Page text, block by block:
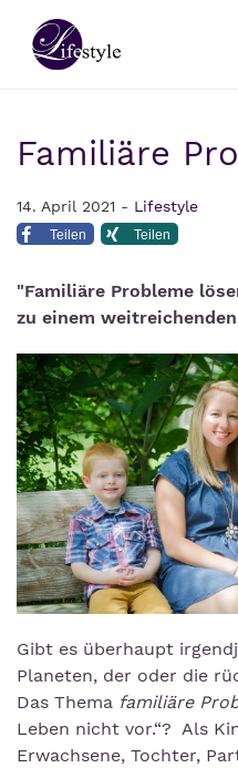
Familiäre
14. April 2021 - Lifestyle
Teilen Teilen
"Familiäre Probleme
zu einem
Gibt es überhaupt
Planeten, der oder die
Das Thema familiäre
Leben nicht vor.“? Als
Erwachsene, Tochter,